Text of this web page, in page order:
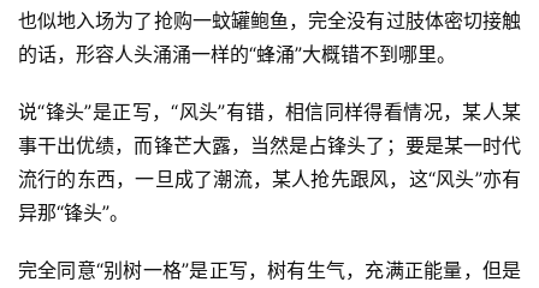
也似地入场为了抢购一蚊罐鲍鱼，完全没有过肢体密切接触
的话，形容人头涌涌一样的“蜂涌”大概错不到哪里。
说“锋头”是正写，“风头”有错，相信同样得看情况，某人某
事干出优绩，而锋芒大露，当然是占锋头了；要是某一时代
流行的东西，一旦成了潮流，某人抢先跟风，这“风头”亦有
异那“锋头”。
完全同意“别树一格”是正写，树有生气，充满正能量，但是